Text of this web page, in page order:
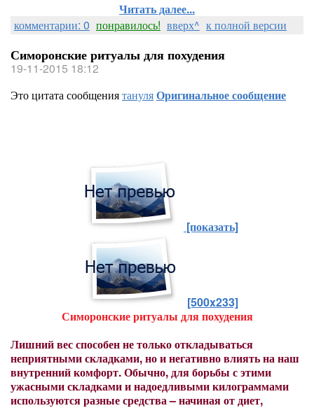
Читать далее...
комментарии: 0 понравилось! вверх^ к полной версии
Симоронские ритуалы для похудения
19-11-2015 18:12
Это цитата сообщениятануляОригинальное сообщение
[показать]
[500x233]
Симоронские ритуалы для похудения
Лишний вес способен не только откладываться
неприятными складками, но и негативно влиять на наш
внутренний комфорт. Обычно, для борьбы с этими
ужасными складками и надоедливыми килограммами
используются разные средства – начиная от диет,